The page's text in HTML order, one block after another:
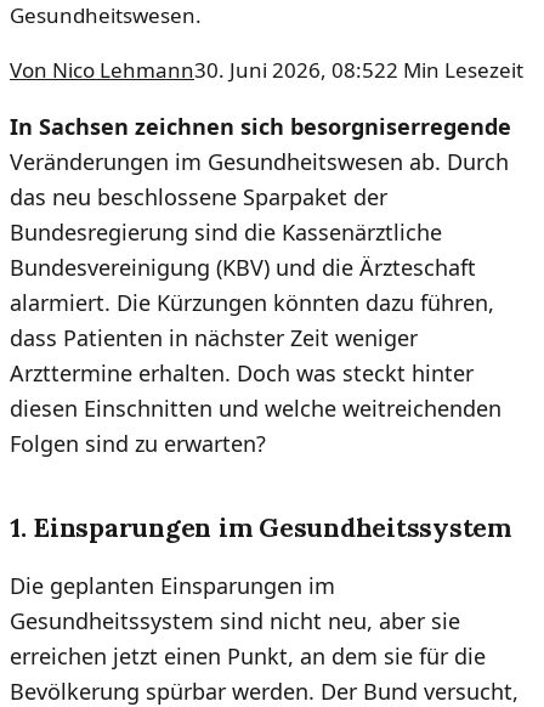
Gesundheitswesen.
Von Nico Lehmann30. Juni 2026, 08:522 Min Lesezeit
In Sachsen zeichnen sich besorgniserregende
Veränderungen im Gesundheitswesen ab. Durch
das neu beschlossene Sparpaket der
Bundesregierung sind die Kassenärztliche
Bundesvereinigung (KBV) und die Ärzteschaft
alarmiert. Die Kürzungen könnten dazu führen,
dass Patienten in nächster Zeit weniger
Arzttermine erhalten. Doch was steckt hinter
diesen Einschnitten und welche weitreichenden
Folgen sind zu erwarten?
1. Einsparungen im Gesundheitssystem
Die geplanten Einsparungen im
Gesundheitssystem sind nicht neu, aber sie
erreichen jetzt einen Punkt, an dem sie für die
Bevölkerung spürbar werden. Der Bund versucht,